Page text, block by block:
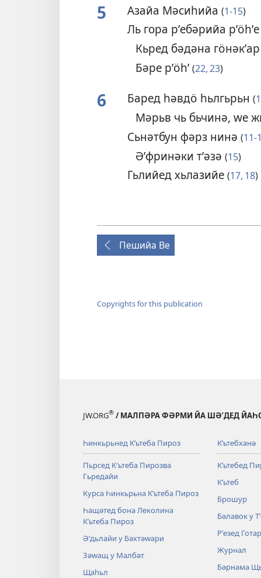
5 Азайа Мәсиһийа (1-15)
Ль гора рʹебәрийа
Кьред бәдәна
Бәре рʹӧһʹ(22, 23)
6 Баред һәвдӧ һьлгьрьн (
Мәрьв чь бьчинә, ԝе
Сьнәтбун фәрз нинә (11-
Әʹфринәки тʹәзә(15)
Гьлийед хьлазийе (17, 18)
Пешийа Ве
Copyrights for this publication
JW.ORG® / МАЛПӘРА ФӘРМИ ЙА ШӘʹДЕД
Һинкьрьнед Кʹьтеба Пироз
Пьрсед К′ьтеба Пирозва
Гьредайи
Курса Һинкьрьна Кʹьтеба Пироз
Һащәтед бона Леколина
Кʹьтеба Пироз
Әʹдьлайи у Бәхтәԝари
Зәԝащ у Малбәт
Щаһьл
Кʹьтебханә
Кʹьтебед
Кʹьтеб
Брошур
Бәлавок у
Рʹезед
Журнал
Бәрнама